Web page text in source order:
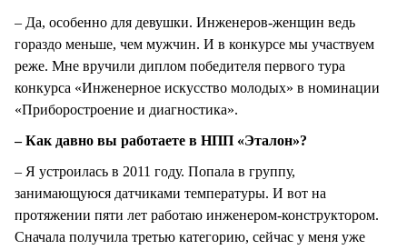
– Да, особенно для девушки. Инженеров-женщин ведь
гораздо меньше, чем мужчин. И в конкурсе мы участвуем
реже. Мне вручили диплом победителя первого тура
конкурса «Инженерное искусство молодых» в номинации
«Приборостроение и диагностика».
– Как давно вы работаете в НПП «Эталон»?
– Я устроилась в 2011 году. Попала в группу,
занимающуюся датчиками температуры. И вот на
протяжении пяти лет работаю инженером-конструктором.
Сначала получила третью категорию, сейчас у меня уже